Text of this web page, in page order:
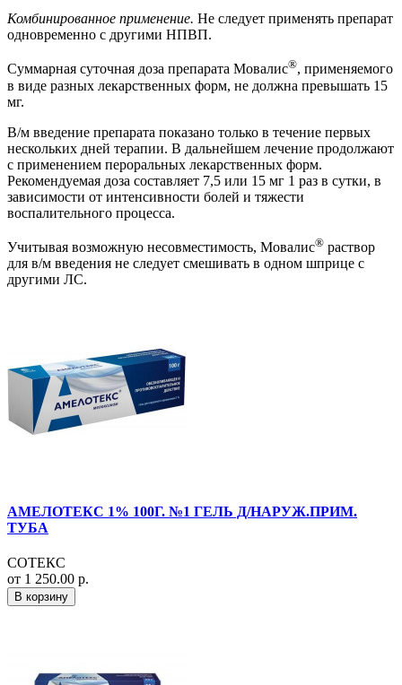
Комбинированное применение. Не следует применять препарат
одновременно с другими НПВП.
Суммарная суточная доза препарата Мовалис®, применяемого
в виде разных лекарственных форм, не должна превышать 15
мг.
В/м введение препарата показано только в течение первых
нескольких дней терапии. В дальнейшем лечение продолжают
с применением пероральных лекарственных форм.
Рекомендуемая доза составляет 7,5 или 15 мг 1 раз в сутки, в
зависимости от интенсивности болей и тяжести
воспалительного процесса.
Учитывая возможную несовместимость, Мовалис® раствор
для в/м введения не следует смешивать в одном шприце с
другими ЛС.
АМЕЛОТЕКС 1% 100Г. №1 ГЕЛЬ Д/НАРУЖ.ПРИМ.
ТУБА
СОТЕКС
от 1 250.00 р.
В корзину